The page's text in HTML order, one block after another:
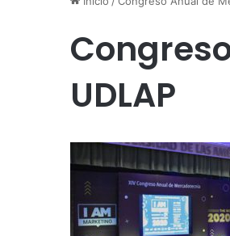
UDLAP